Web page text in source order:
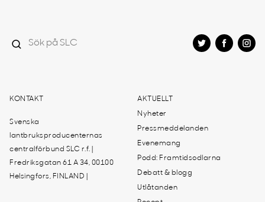
KONTAKT
Svenska
lantbruksproducenternas
centralförbund SLC r.f. |
Fredriksgatan 61 A 34, 00100
Helsingfors, FINLAND |
AKTUELLT
Nyheter
Pressmeddelanden
Evenemang
Podd: Framtidsodlarna
Debatt & blogg
Utlåtanden